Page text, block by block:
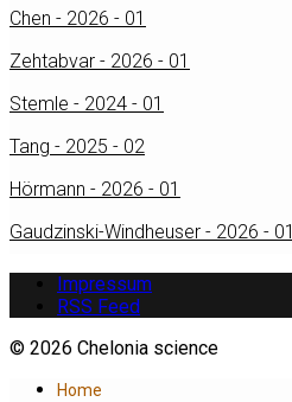
Chen - 2026 - 01
Zehtabvar - 2026 - 01
Stemle - 2024 - 01
Tang - 2025 - 02
Hörmann - 2026 - 01
Gaudzinski-Windheuser - 2026 - 01
Impressum
RSS Feed
© 2026 Chelonia science
Home